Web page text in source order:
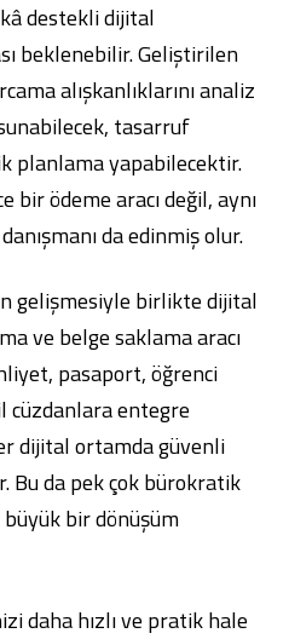
destekli dijital
beklenebilir. Geliştirilen
alışkanlıklarını analiz
tasarruf
planlama yapabilecektir.
bir ödeme aracı değil, aynı
da edinmiş olur.
gelişmesiyle birlikte dijital
ve belge saklama aracı
pasaport, öğrenci
cüzdanlara entegre
dijital ortamda güvenli
Bu da pek çok bürokratik
bir dönüşüm
daha hızlı ve pratik hale